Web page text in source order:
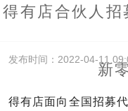
得有店合伙人招
新
发布时间：2022-04-11
得有店面向全国招募